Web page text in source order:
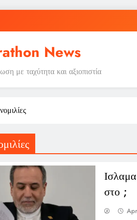
News
με ταχύτητα και αξιοπιστία
στο ;